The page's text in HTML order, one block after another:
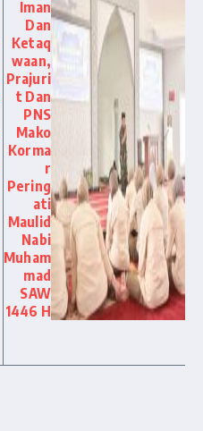
Iman
Dan
Ketaq
waan,
Prajuri
t Dan
PNS
Mako
Korma
r
Pering
ati
Maulid
Nabi
Muham
mad
SAW
1446 H